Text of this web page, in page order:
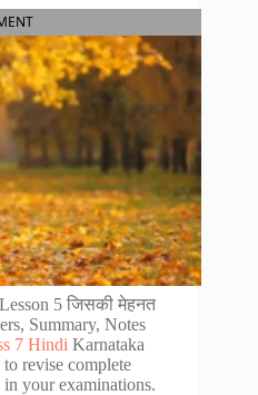
5 जिसकी मेहनत
Summary, Notes
7 Hindi Karnataka
revise complete
in your examinations.